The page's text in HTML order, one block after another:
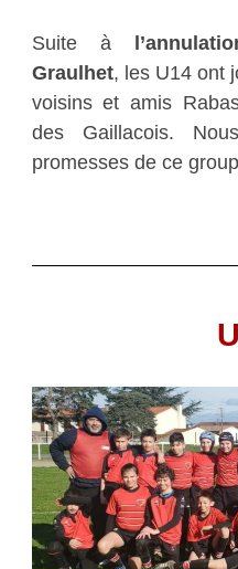
Suite à
Graulhet, les U14 ont
voisins et amis
des Gaillacois.
promesses de ce